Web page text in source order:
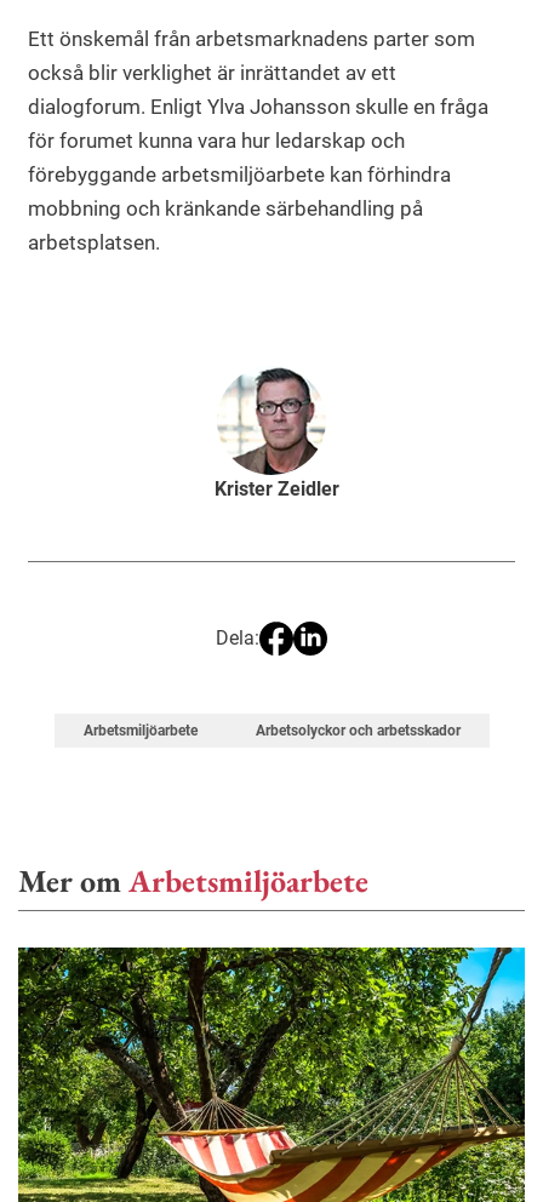
Ett önskemål från arbetsmarknadens parter som
också blir verklighet är inrättandet av ett
dialogforum. Enligt Ylva Johansson skulle en fråga
för forumet kunna vara hur ledarskap och
förebyggande arbetsmiljöarbete kan förhindra
mobbning och kränkande särbehandling på
arbetsplatsen.
Krister Zeidler
Dela:
Arbetsmiljöarbete Arbetsolyckor och arbetsskador
Mer omArbetsmiljöarbete